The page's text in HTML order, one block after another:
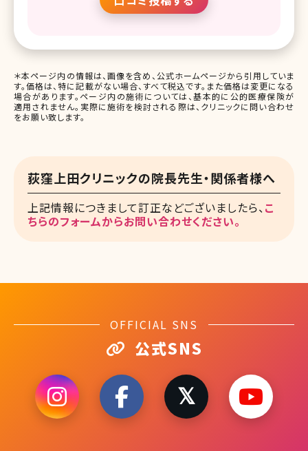
＊本ページ内の情報は、画像を含め、公式ホームページから引用していま
す。価格は、特に記載がない場合、すべて税込です。また価格は変更になる
場合があります。ページ内の施術については、基本的に公的医療保険が
適用されません。実際に施術を検討される際は、クリニックに問い合わせ
をお願い致します。
荻窪上田クリニックの院長先生・関係者様へ
上記情報につきまして訂正などございましたら、こ
ちらのフォームからお問い合わせください。
OFFICIAL SNS
公式SNS